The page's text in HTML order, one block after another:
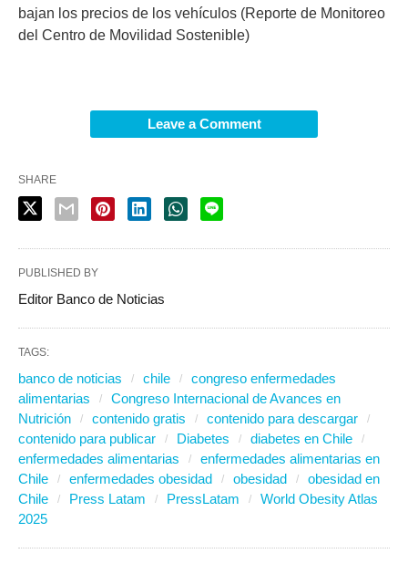
bajan los precios de los vehículos (Reporte de Monitoreo
del Centro de Movilidad Sostenible)
Leave a Comment
SHARE
PUBLISHED BY
Editor Banco de Noticias
TAGS:
banco de noticias chile
congreso enfermedades
alimentarias
Congreso Internacional de Avances en
Nutrición
contenido gratis
contenido para descargar
contenido para publicar
Diabetes
diabetes en Chile
enfermedades alimentarias
enfermedades alimentarias en
Chile
enfermedades obesidad obesidad
obesidad en
Chile
Press Latam PressLatam
World Obesity Atlas
2025